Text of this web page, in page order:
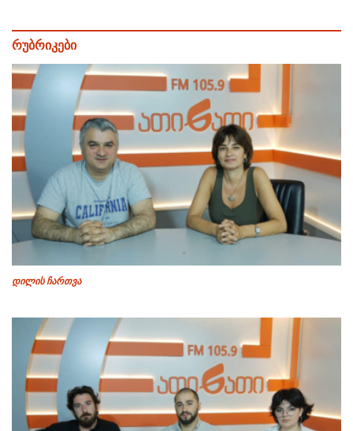
რუბრიკები
დილის ჩართვა